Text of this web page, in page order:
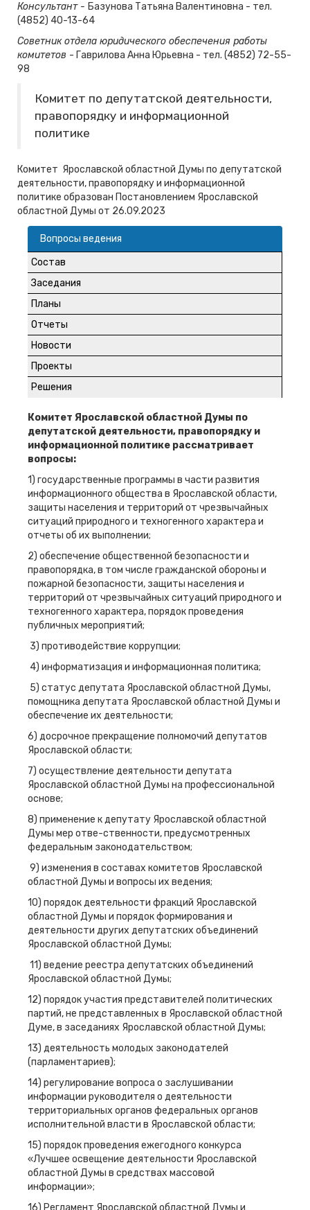
Консультант - Базунова Татьяна Валентиновна - тел.
(4852) 40-13-64
Советник отдела юридического обеспечения работы
комитетов - Гаврилова Анна Юрьевна - тел. (4852) 72-55-
98
Комитет по депутатской деятельности,
правопорядку и информационной
политике
Комитет Ярославской областной Думы по депутатской
деятельности, правопорядку и информационной
политике образован Постановлением Ярославской
областной Думы от 26.09.2023
Вопросы ведения
Состав
Заседания
Планы
Отчеты
Новости
Проекты
Решения
Комитет Ярославской областной Думы по
депутатской деятельности, правопорядку и
информационной политике рассматривает
вопросы:
1) государственные программы в части развития
информационного общества в Ярославской области,
защиты населения и территорий от чрезвычайных
ситуаций природного и техногенного характера и
отчеты об их выполнении;
2) обеспечение общественной безопасности и
правопорядка, в том числе гражданской обороны и
пожарной безопасности, защиты населения и
территорий от чрезвычайных ситуаций природного и
техногенного характера, порядок проведения
публичных мероприятий;
3) противодействие коррупции;
4) информатизация и информационная политика;
5) статус депутата Ярославской областной Думы,
помощника депутата Ярославской областной Думы и
обеспечение их деятельности;
6) досрочное прекращение полномочий депутатов
Ярославской области;
7) осуществление деятельности депутата
Ярославской областной Думы на профессиональной
основе;
8) применение к депутату Ярославской областной
Думы мер отве-ственности, предусмотренных
федеральным законодательством;
9) изменения в составах комитетов Ярославской
областной Думы и вопросы их ведения;
10) порядок деятельности фракций Ярославской
областной Думы и порядок формирования и
деятельности других депутатских объединений
Ярославской областной Думы;
11) ведение реестра депутатских объединений
Ярославской областной Думы;
12) порядок участия представителей политических
партий, не представленных в Ярославской областной
Думе, в заседаниях Ярославской областной Думы;
13) деятельность молодых законодателей
(парламентариев);
14) регулирование вопроса о заслушивании
информации руководителя о деятельности
территориальных органов федеральных органов
исполнительной власти в Ярославской области;
15) порядок проведения ежегодного конкурса
«Лучшее освещение деятельности Ярославской
областной Думы в средствах массовой
информации»;